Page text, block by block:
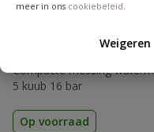
meer in ons cookiebeleid.
Weigeren
Watermeter
Compacte messing
5 kuub 16 bar
Op voorraad